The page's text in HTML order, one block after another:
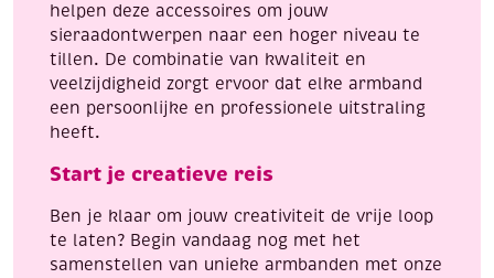
helpen deze accessoires om jouw
sieraadontwerpen naar een hoger niveau te
tillen. De combinatie van kwaliteit en
veelzijdigheid zorgt ervoor dat elke armband
een persoonlijke en professionele uitstraling
heeft.
Start je creatieve reis
Ben je klaar om jouw creativiteit de vrije loop
te laten? Begin vandaag nog met het
samenstellen van unieke armbanden met onze